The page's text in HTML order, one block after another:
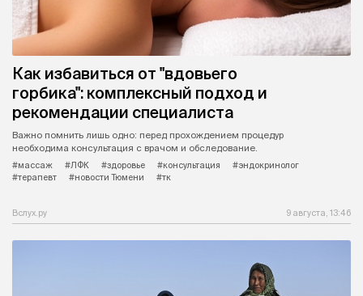
Как избавиться от "вдовьего
горбика": комплексный подход и
рекомендации специалиста
Важно помнить лишь одно: перед прохождением процедур
необходима консультация с врачом и обследование.
#массаж
#ЛФК #здоровье #консультация
#эндокринолог
#терапевт
#новости Тюмени #тк
Вслух.ру 9 августа, 13:46